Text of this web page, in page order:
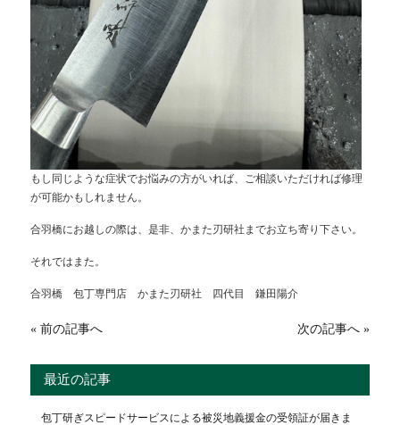
もし同じような症状でお悩みの方がいれば、ご相談いただければ修理
が可能かもしれません。
合羽橋にお越しの際は、是非、かまた刃研社までお立ち寄り下さい。
それではまた。
合羽橋 包丁専門店 かまた刃研社 四代目 鎌田陽介
« 前の記事へ 次の記事へ »
最近の記事
包丁研ぎスピードサービスによる被災地義援金の受領証が届きま